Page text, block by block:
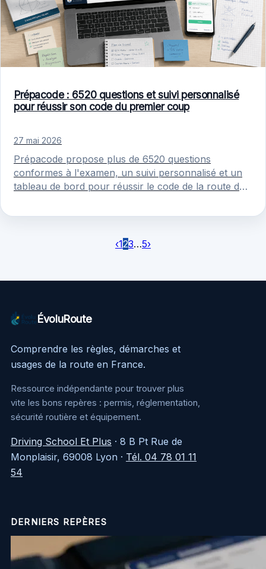
Prépacode : 6520 questions et suivi personnalisé
pour réussir son code du premier coup
27 mai 2026
Prépacode propose plus de 6520 questions
conformes à l'examen, un suivi personnalisé et un
tableau de bord pour réussir le code de la route du
‹123…5›
ÉvoluRoute
Comprendre les règles, démarches et
usages de la route en France.
Ressource indépendante pour trouver plus
vite les bons repères : permis, réglementation,
sécurité routière et équipement.
Driving School Et Plus · 8 B Pt Rue de
Monplaisir, 69008 Lyon · Tél. 04 78 01 11
54
DERNIERS REPÈRES